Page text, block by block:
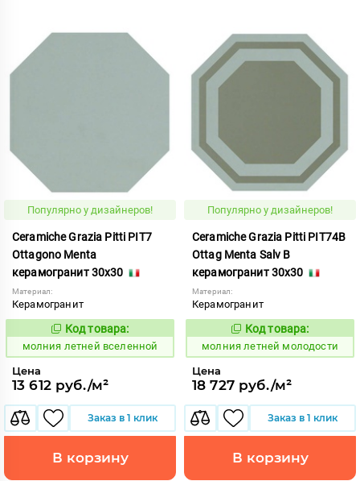
Популярно у дизайнеров!
Ceramiche Grazia Pitti PIT7
Ottagono Menta
керамогранит 30x30
Материал:
Керамогранит
1005888
Код товара:
молния летней вселенной
Цена
13 612 руб./м²
Заказ в 1 клик
В корзину
Популярно у дизайнеров!
Ceramiche Grazia Pitti PIT74B
Ottag Menta Salv B
керамогранит 30x30
Материал:
Керамогранит
1005929
Код товара:
молния летней молодости
Цена
18 727 руб./м²
Заказ в 1 клик
В корзину